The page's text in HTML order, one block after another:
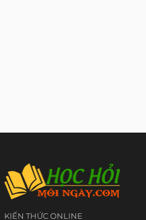
KIẾN THỨC ONLINE